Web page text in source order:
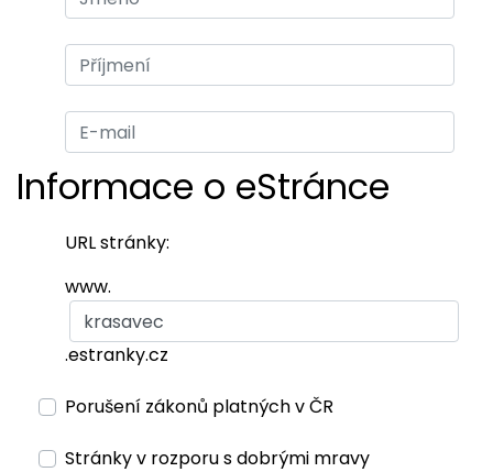
Informace o eStránce
URL stránky:
www.
.estranky.cz
Porušení zákonů platných v ČR
Stránky v rozporu s dobrými mravy